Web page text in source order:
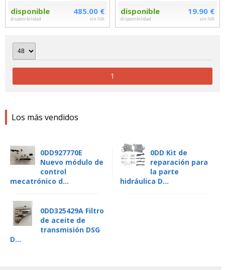
Los más vendidos
0DD927770E
Nuevo módulo de
control
mecatrónico d...
0DD Kit de
reparación para
la parte
hidráulica D...
0DD325429A Filtro
de aceite de
transmisión DSG
D...
disponible
disponibilidad
485.00 €
sin IVA
disponible
disponibilidad
19.90 €
sin IVA
1